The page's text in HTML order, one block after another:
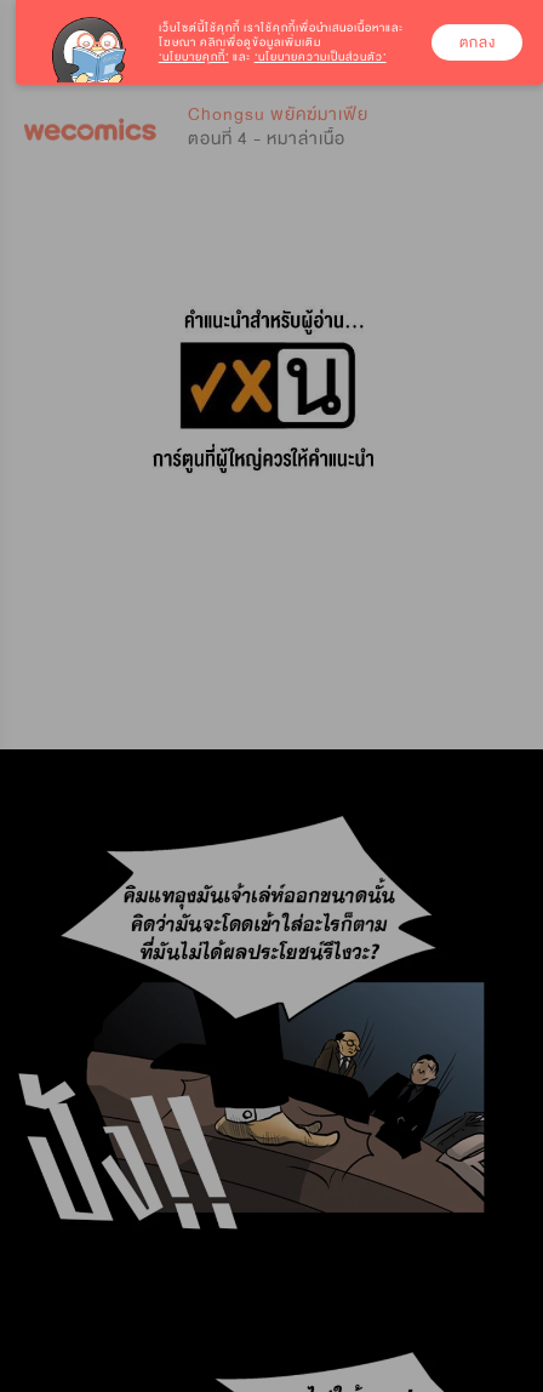
Chongsu พยัคฆ์มาเฟีย
ตอนที่ 4 - หมาล่าเนื้อ
เว็บไซต์นี้ใช้คุกกี้ เราใช้คุกกี้เพื่อนำเสนอเนื้อหาและ
โฆษณา คลิกเพื่อดูข้อมูลเพิ่มเติม
‘นโยบายคุกกี้’ และ ‘นโยบายความเป็นส่วนตัว’
ตกลง